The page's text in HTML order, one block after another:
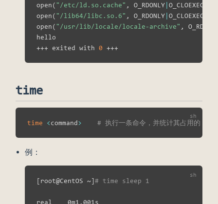
open("/etc/ld.so.cache" , O_RDONLY |O_CLOEXEC
open("/lib64/libc.so.6" , O_RDONLY |O_CLOEXEC
open("/usr/lib/locale/locale-archive" ,
hello
+++ exited with 0
time
time <command> # 执行一条命令，并统计其占用的
例：
[root@CentOS ~]# time sleep 1
real    0m1.001s